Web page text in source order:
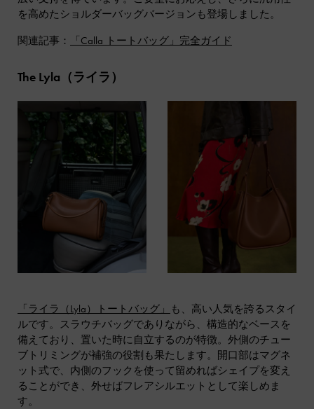
を高めたショルダーバッグバージョンも登場しました。
関連記事：
「Calla トートバッグ」完全ガイド
The Lyla（ライラ）
「ライラ（Lyla）トートバッグ」 も、高い人気を誇るスタイ
ルです。スラウチバッグでありながら、構造的なベースを
備えており、置いた時に自立するのが特徴。外側のチュー
ブトリミングが補強の役割も果たします。開口部はマグネ
ット式で、内側のフックを使って留めればシェイプを変え
ることができ、外せばフレアシルエットとして楽しめま
す。